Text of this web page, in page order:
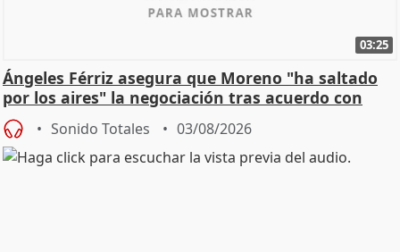
03:25
Ángeles Férriz asegura que Moreno "ha saltado
por los aires" la negociación tras acuerdo con
SMA
Sonido Totales 03/08/2026